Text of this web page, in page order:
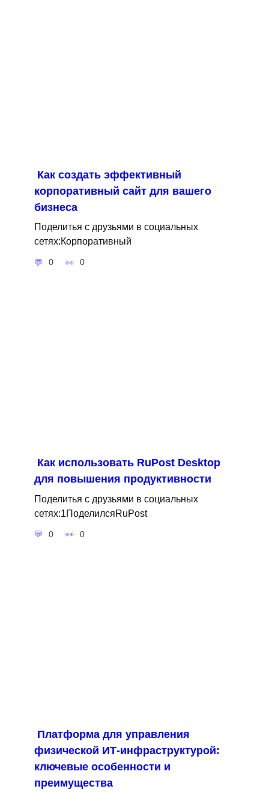
Как создать эффективный
корпоративный сайт для вашего
бизнеса
Поделитья с друзьями в социальных
сетях:Корпоративный
0 0
Как использовать RuPost Desktop
для повышения продуктивности
Поделитья с друзьями в социальных
сетях:1ПоделилсяRuPost
0 0
Платформа для управления
физической ИТ-инфраструктурой:
ключевые особенности и
преимущества